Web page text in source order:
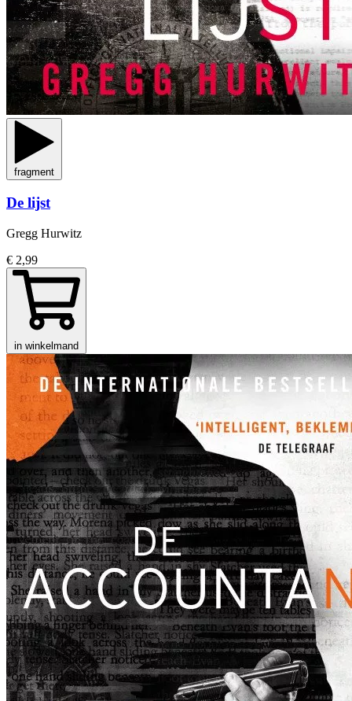
fragment
De lijst
Gregg Hurwitz
€ 2,99
in winkelmand